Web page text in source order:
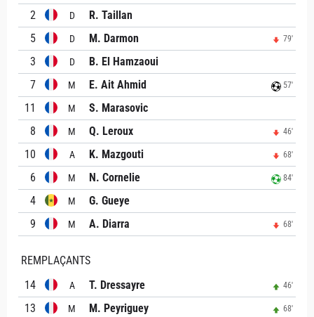
2
D
R. Taillan
5
D M. Darmon 79'
3 D
B. El Hamzaoui
7
M E. Ait Ahmid 57'
11 M
S. Marasovic
8
M Q. Leroux 46'
10 A K. Mazgouti 68'
6 M N. Cornelie 84'
4 M
G. Gueye
9
M A. Diarra 68'
REMPLAÇANTS
14
A T. Dressayre 46'
13 M M. Peyriguey 68'